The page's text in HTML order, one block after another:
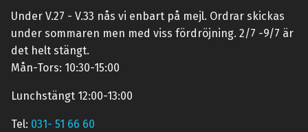
Under V.27 - V.33 nås vi enbart på mejl. Ordrar skickas
under sommaren men med viss fördröjning. 2/7 -9/7 är
det helt stängt.
Mån-Tors: 10:30-15:00
Lunchstängt 12:00-13:00
Tel: 031- 51 66 60